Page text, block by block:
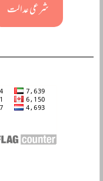
شرعی عدالت